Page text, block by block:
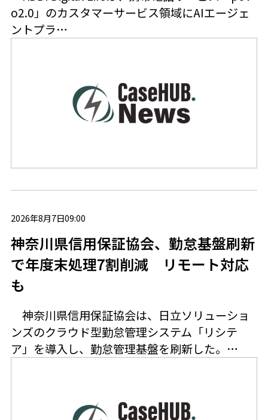
o2.0」のカスタマーサービス領域にAIエージェ
ントプラ…
2026年8月7日09:00
神奈川県信用保証協会、勤怠基盤刷新
で年度末処理7割削減 リモート対応
も
神奈川県信用保証協会は、日立ソリューショ
ンズのクラウド型勤怠管理システム「リシテ
ア」を導入し、勤怠管理基盤を刷新した。…